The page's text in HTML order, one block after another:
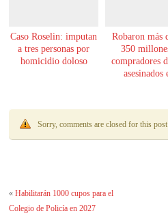
Caso Roselin: imputan
a tres personas por
homicidio doloso
Robaron más
350
compradores
asesinados
Sorry, comments are closed for this post
«Habilitarán 1000 cupos para el
Colegio de Policía en 2027